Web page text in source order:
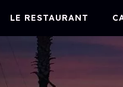
LE RESTAURANT